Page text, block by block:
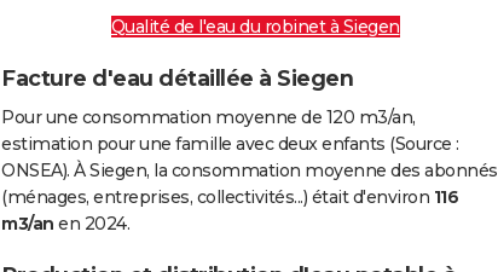
Qualité de l'eau du robinet à Siegen
Facture d'eau détaillée à Siegen
Pour une consommation moyenne de 120 m3/an,
estimation pour une famille avec deux enfants (Source :
ONSEA). À Siegen, la consommation moyenne des abonnés
(ménages, entreprises, collectivités...) était d'environ 116
m3/an en 2024.